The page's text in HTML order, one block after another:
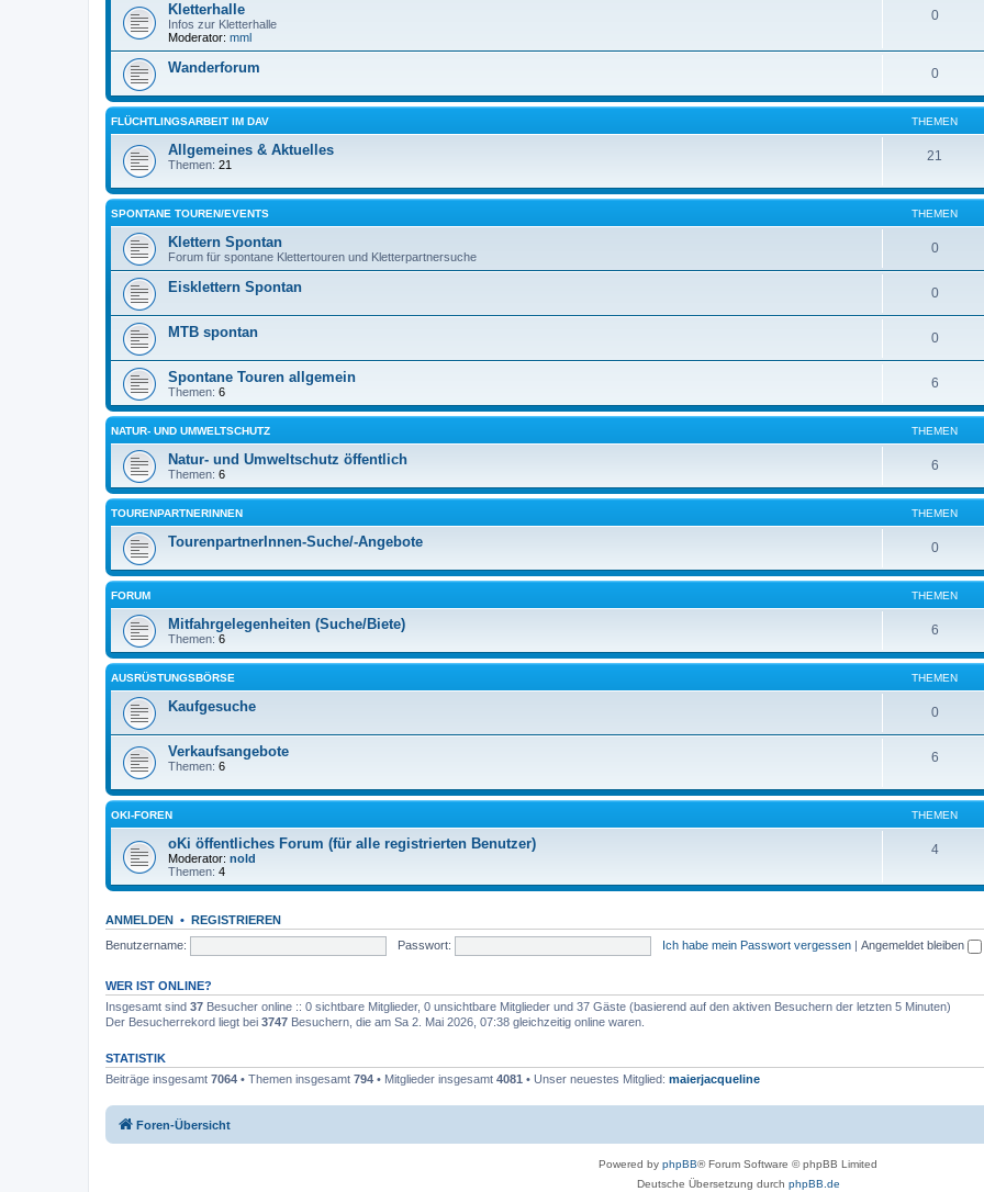
Kletterhalle
Infos zur Kletterhalle
Moderator: mml
0
Wanderforum 0
FLÜCHTLINGSARBEIT IM DAV THEMEN
Allgemeines & Aktuelles
Themen: 21
21
SPONTANE TOUREN/EVENTS THEMEN
Klettern Spontan
Forum für spontane Klettertouren und Kletterpartnersuche
0
Eisklettern Spontan 0
MTB spontan 0
Spontane Touren allgemein
Themen: 6
6
NATUR- UND UMWELTSCHUTZ THEMEN
Natur- und Umweltschutz öffentlich
Themen: 6
6
TOURENPARTNERINNEN THEMEN
TourenpartnerInnen-Suche/-Angebote 0
FORUM THEMEN
Mitfahrgelegenheiten (Suche/Biete)
Themen: 6
6
AUSRÜSTUNGSBÖRSE THEMEN
Kaufgesuche 0
Verkaufsangebote
Themen: 6
6
OKI-FOREN THEMEN
oKi öffentliches Forum (für alle registrierten Benutzer)
Moderator: nold
Themen: 4
4
ANMELDEN • REGISTRIEREN
Benutzername:
Passwort: Ich habe mein Passwort vergessen | Angemeldet bleiben
WER IST ONLINE?
Insgesamt sind 37 Besucher online :: 0 sichtbare Mitglieder, 0 unsichtbare Mitglieder und 37 Gäste (basierend auf den aktiven Besuchern der letzten 5 Minuten)
Der Besucherrekord liegt bei 3747 Besuchern, die am Sa 2. Mai 2026, 07:38 gleichzeitig online waren.
STATISTIK
Beiträge insgesamt 7064 • Themen insgesamt 794 • Mitglieder insgesamt 4081 • Unser neuestes Mitglied: maierjacqueline
Foren-Übersicht
Powered by phpBB® Forum Software © phpBB Limited
Deutsche Übersetzung durch phpBB.de